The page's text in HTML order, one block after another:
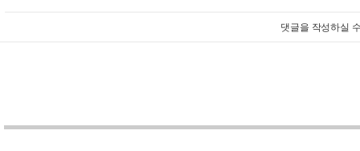
댓글을 작성하실